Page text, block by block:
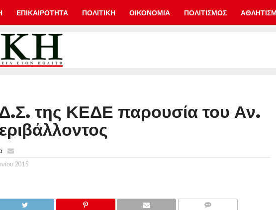
ΕΠΙΚΑΙΡΟΤΗΤΑ ΠΟΛΙΤΙΚΗ ΟΙΚΟΝΟΜΙΑ ΠΟΛΙΤΙΣΜΟΣ
της ΚΕΔΕ παρουσία του Αν.
2015